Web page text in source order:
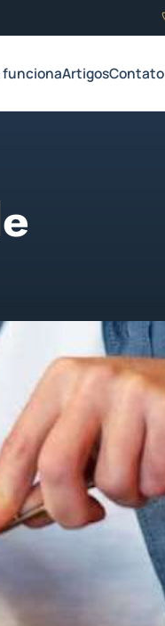
funcionaArtigosContato